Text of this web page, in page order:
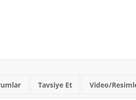
Tavsiye Et Video/